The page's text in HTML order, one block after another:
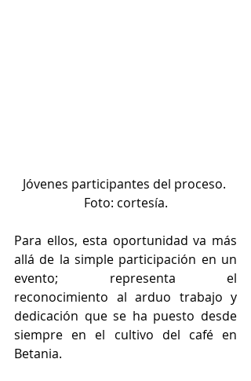
Jóvenes participantes del proceso.
Foto: cortesía.
Para ellos, esta oportunidad va más
allá de la simple participación en un
evento; representa el
reconocimiento al arduo trabajo y
dedicación que se ha puesto desde
siempre en el cultivo del café en
Betania.